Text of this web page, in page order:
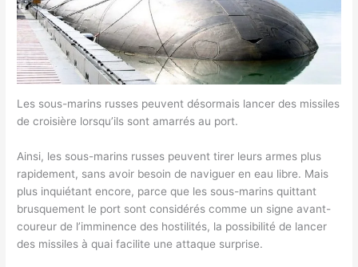
Les sous-marins russes peuvent désormais lancer des missiles
de croisière lorsqu’ils sont amarrés au port.
Ainsi, les sous-marins russes peuvent tirer leurs armes plus
rapidement, sans avoir besoin de naviguer en eau libre. Mais
plus inquiétant encore, parce que les sous-marins quittant
brusquement le port sont considérés comme un signe avant-
coureur de l’imminence des hostilités, la possibilité de lancer
des missiles à quai facilite une attaque surprise.